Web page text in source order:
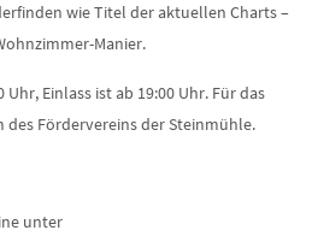
wie Titel der aktuellen Charts –
Manier.
Einlass ist ab 19:00 Uhr. Für das
des Fördervereins der Steinmühle.
unter